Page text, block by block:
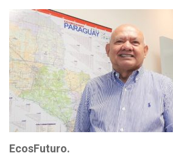
EcosFuturo.